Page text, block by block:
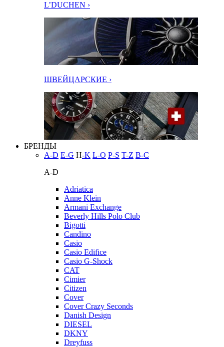
L’DUCHEN ›
ШВЕЙЦАРСКИЕ ›
БРЕНДЫ
A-D E-G H-K L-O P-S T-Z В-С
A-D
Adriatica
Anne Klein
Armani Exchange
Beverly Hills Polo Club
Bigotti
Candino
Casio
Casio Edifice
Casio G-Shock
CAT
Cimier
Citizen
Cover
Cover Crazy Seconds
Danish Design
DIESEL
DKNY
Dreyfuss